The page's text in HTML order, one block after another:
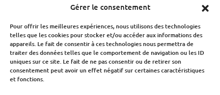
Gérer le consentement
Pour offrir les meilleures expériences, nous utilisons des technologies
telles que les cookies pour stocker et/ou accéder aux informations des
appareils. Le fait de consentir à ces technologies nous permettra de
traiter des données telles que le comportement de navigation ou les ID
uniques sur ce site. Le fait de ne pas consentir ou de retirer son
consentement peut avoir un effet négatif sur certaines caractéristiques
et fonctions.
26 Juillet 2026
Fabien Monvoisin